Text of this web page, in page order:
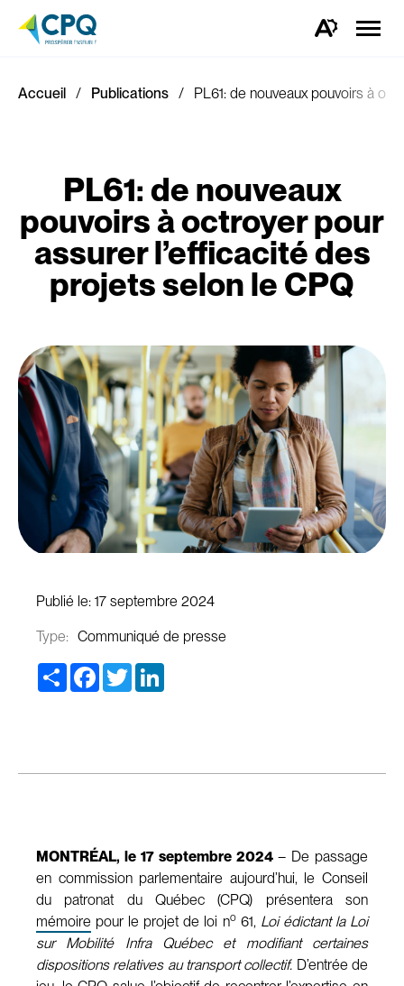
Ouvrez
d'accessibilité.
la
Accueil Publications PL61: de nouveaux pouvoirs à
PL61: de nouveaux
pouvoirs à octroyer pour
assurer l’efficacité des
projets selon le CPQ
Publié le: 17 septembre 2024
Type: Communiqué de presse
Share Facebook
Twitter
MONTRÉAL, le 17 septembre 2024 – De passage
en commission parlementaire aujourd’hui, le Conseil
du patronat du Québec (CPQ) présentera son
mémoire pour le projet de loi no61, Loi édictant la Loi
sur Mobilité Infra Québec et modifiant certaines
dispositions relatives au transport collectif. D’entrée de